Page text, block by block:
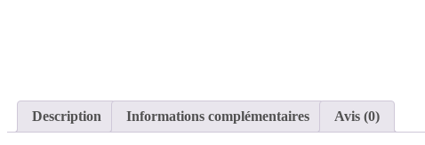
Description Informations complémentaires Avis (0)